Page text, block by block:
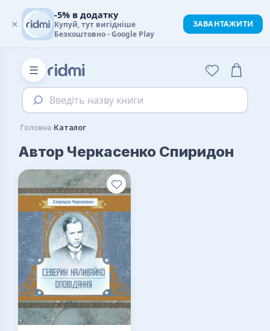
☰
Введіть назву книги
Головна›Каталог
Автор Черкасенко Спиридон
×
-5% в додатку
Купуй, тут вигідніше
Безкоштовно - Google Play
ЗАВАНТАЖИТИ